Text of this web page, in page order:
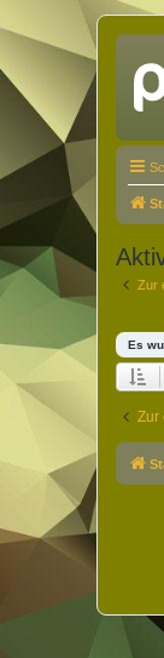
Zur
Es
Zur